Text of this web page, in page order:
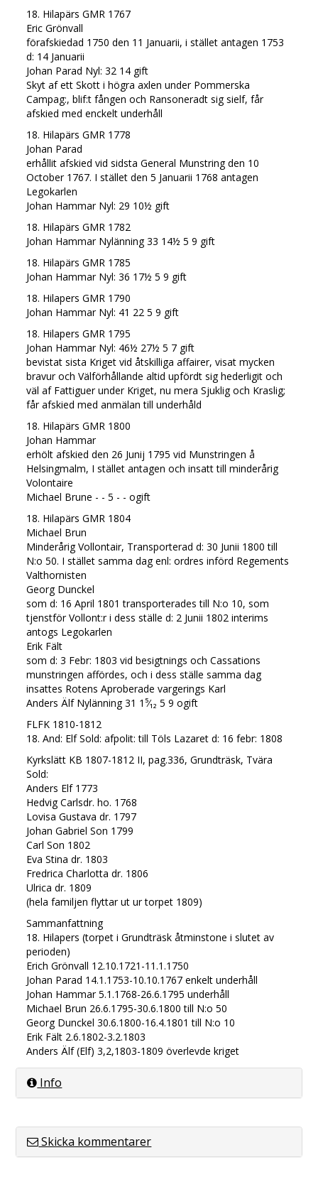
18. Hilapärs GMR 1767
Eric Grönvall
förafskiedad 1750 den 11 Januarii, i stället antagen 1753
d: 14 Januarii
Johan Parad Nyl: 32 14 gift
Skyt af ett Skott i högra axlen under Pommerska
Campag:, blif:t fången och Ransoneradt sig sielf, får
afskied med enckelt underhåll
18. Hilapärs GMR 1778
Johan Parad
erhållit afskied vid sidsta General Munstring den 10
October 1767. I stället den 5 Januarii 1768 antagen
Legokarlen
Johan Hammar Nyl: 29 10½ gift
18. Hilapärs GMR 1782
Johan Hammar Nylänning 33 14½ 5 9 gift
18. Hilapärs GMR 1785
Johan Hammar Nyl: 36 17½ 5 9 gift
18. Hilapers GMR 1790
Johan Hammar Nyl: 41 22 5 9 gift
18. Hilapers GMR 1795
Johan Hammar Nyl: 46½ 27½ 5 7 gift
bevistat sista Kriget vid åtskilliga affairer, visat mycken
bravur och Välförhållande altid upfördt sig hederligit och
väl af Fattiguer under Kriget, nu mera Sjuklig och Kraslig;
får afskied med anmälan till underhåld
18. Hilapärs GMR 1800
Johan Hammar
erhölt afskied den 26 Junij 1795 vid Munstringen å
Helsingmalm, I stället antagen och insatt till minderårig
Volontaire
Michael Brune - - 5 - - ogift
18. Hilapärs GMR 1804
Michael Brun
Minderårig Vollontair, Transporterad d: 30 Junii 1800 till
N:o 50. I stället samma dag enl: ordres införd Regements
Valthornisten
Georg Dunckel
som d: 16 April 1801 transporterades till N:o 10, som
tjenstför Vollont:r i dess ställe d: 2 Junii 1802 interims
antogs Legokarlen
Erik Fält
som d: 3 Febr: 1803 vid besigtnings och Cassations
munstringen affördes, och i dess ställe samma dag
insattes Rotens Aproberade vargerings Karl
Anders Älf Nylänning 31 1⁵⁄₁₂ 5 9 ogift
FLFK 1810-1812
18. And: Elf Sold: afpolit: till Töls Lazaret d: 16 febr: 1808
Kyrkslätt KB 1807-1812 II, pag.336, Grundträsk, Tvära
Sold:
Anders Elf 1773
Hedvig Carlsdr. ho. 1768
Lovisa Gustava dr. 1797
Johan Gabriel Son 1799
Carl Son 1802
Eva Stina dr. 1803
Fredrica Charlotta dr. 1806
Ulrica dr. 1809
(hela familjen flyttar ut ur torpet 1809)
Sammanfattning
18. Hilapers (torpet i Grundträsk åtminstone i slutet av
perioden)
Erich Grönvall 12.10.1721-11.1.1750
Johan Parad 14.1.1753-10.10.1767 enkelt underhåll
Johan Hammar 5.1.1768-26.6.1795 underhåll
Michael Brun 26.6.1795-30.6.1800 till N:o 50
Georg Dunckel 30.6.1800-16.4.1801 till N:o 10
Erik Fält 2.6.1802-3.2.1803
Anders Älf (Elf) 3,2,1803-1809 överlevde kriget
Info
Skicka kommentarer